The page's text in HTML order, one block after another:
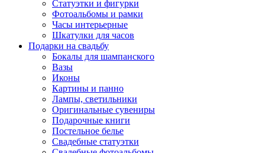
Статуэтки и фигурки
Фотоальбомы и рамки
Часы интерьерные
Шкатулки для часов
Подарки на свадьбу
Бокалы для шампанского
Вазы
Иконы
Картины и панно
Лампы, светильники
Оригинальные сувениры
Подарочные книги
Постельное белье
Свадебные статуэтки